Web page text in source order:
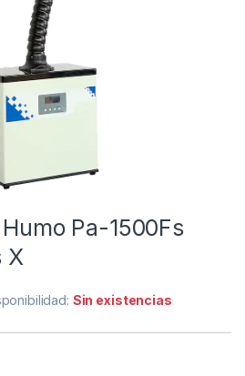
Pa-1500Fs
X
Sin existencias